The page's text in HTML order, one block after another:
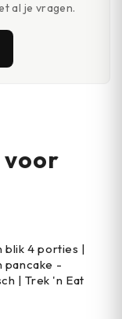
al je vragen.
voor
blik 4 porties |
pancake -
| Trek 'n Eat